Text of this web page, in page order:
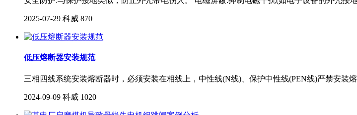
2025-07-29 科威 870
低压熔断器安装规范
三相四线系统安装熔断器时，必须安装在相线上，中性线(N线)、保护中性线(PEN线)严禁安装熔
2024-09-09 科威 1020